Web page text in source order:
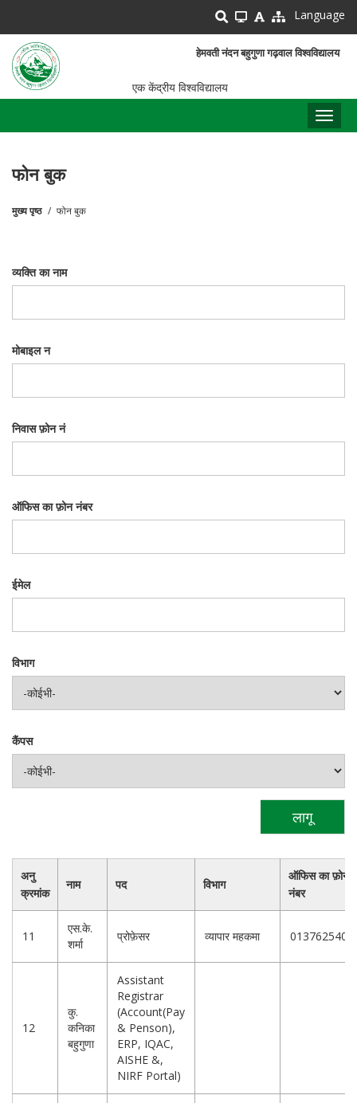
main
content
Language
हेमवती नंदन बहुगुणा गढ़वाल विश्वविद्यालय
एक केंद्रीय विश्वविद्यालय
फोन बुक
मुख्य पृष्ठ फोन बुक
व्यक्ति का नाम
मोबाइल न
निवास फ़ोन नं
ऑफिस का फ़ोन नंबर
ईमेल
विभाग
कैंपस
अनु
क्रमांक
नाम पद विभाग
ऑफिस का फ़ोन
नंबर
11
एस.के.
शर्मा
प्रोफ़ेसर व्यापार महकमा
12
कु.
कनिका
बहुगुणा
Assistant
Registrar
(Account(Pay
& Penson),
ERP, IQAC,
AISHE &,
NIRF Portal)